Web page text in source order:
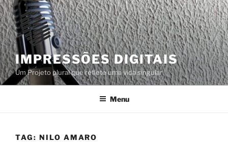
Skip
to
content
IMPRESSÕES DIGITAIS
Um Projeto plural que reflete uma vida singular
Menu
TAG: NILO AMARO